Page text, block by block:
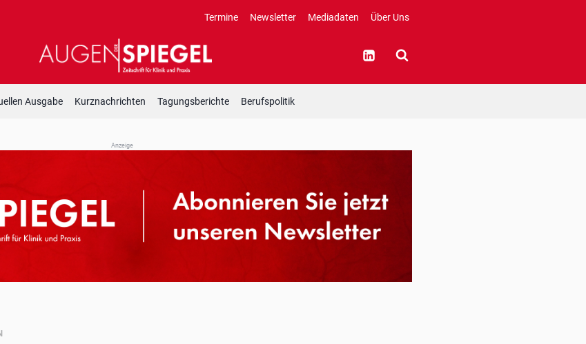
Termine Newsletter Mediadaten Über Uns
Ausgabe Kurznachrichten Tagungsberichte Berufspolitik
Anzeige